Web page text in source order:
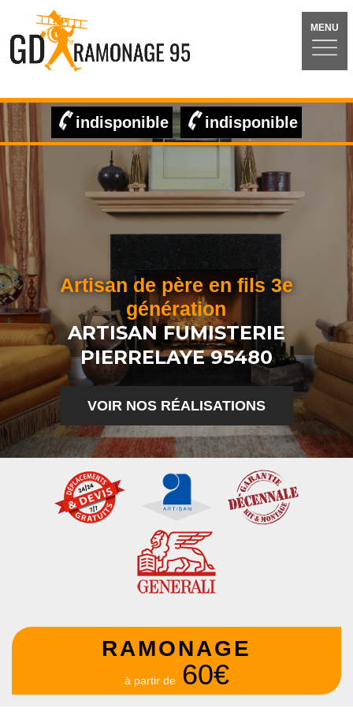
MENU
indisponible indisponible
Artisan de père en fils 3e
génération
ARTISAN FUMISTERIE
PIERRELAYE 95480
VOIR NOS RÉALISATIONS
RAMONAGE
à partir de 60€